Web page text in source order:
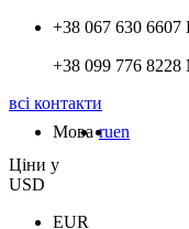
+38 067 630 6607
+38 099 776 8228
всі контакти
Мова ruen
Цiни у
USD
EUR